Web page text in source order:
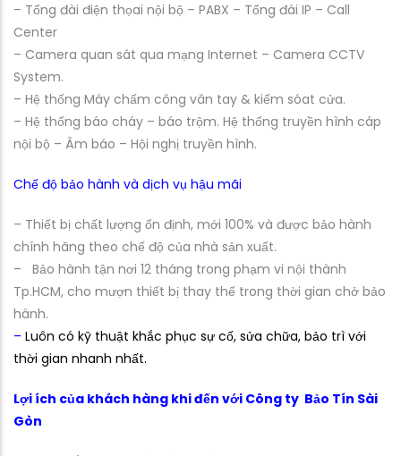
– Tổng đài điện thọai nội bộ – PABX – Tổng đài IP – Call
Center
– Camera quan sát qua mạng Internet – Camera CCTV
System.
– Hệ thống Máy chấm công vân tay & kiểm sóat cửa.
– Hệ thống báo cháy – báo trộm. Hệ thống truyền hình cáp
nội bộ – Âm báo – Hội nghị truyền hình.
Chế độ bảo hành và dịch vụ hậu mãi
– Thiết bị chất lượng ổn định, mới 100% và được bảo hành
chính hãng theo chế độ của nhà sản xuất.
– Bảo hành tận nơi 12 tháng trong phạm vi nội thành
Tp.HCM, cho mượn thiết bị thay thế trong thời gian chở bảo
hành.
– Luôn có kỹ thuật khắc phục sự cố, sửa chữa, bảo trì với
thời gian nhanh nhất.
Lợi ích của khách hàng khi đến với Công ty Bảo Tín Sài
Gòn